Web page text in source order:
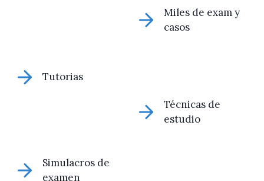
Miles de exam y
casos
Tutorias
Técnicas de
estudio
Simulacros de
examen